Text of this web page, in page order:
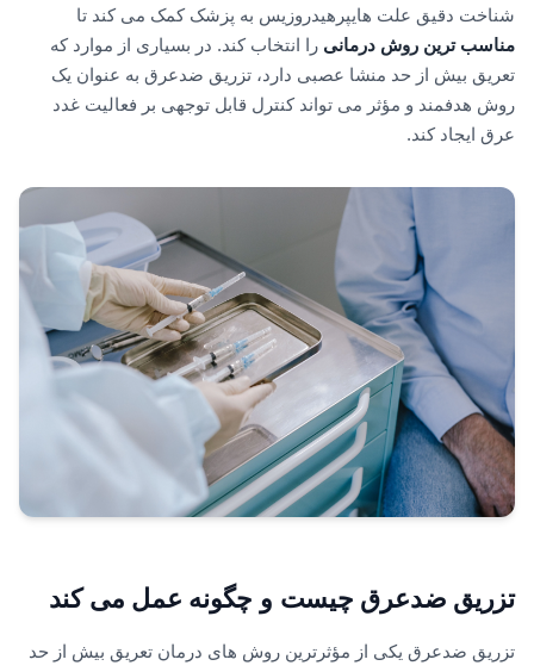
شناخت دقیق علت هایپرهیدروزیس به پزشک کمک می کند تا
مناسب ترین روش درمانی را انتخاب کند. در بسیاری از موارد که
تعریق بیش از حد منشا عصبی دارد، تزریق ضدعرق به عنوان یک
روش هدفمند و مؤثر می تواند کنترل قابل توجهی بر فعالیت غدد
عرق ایجاد کند.
تزریق ضدعرق چیست و چگونه عمل می کند
تزریق ضدعرق یکی از مؤثرترین روش های درمان تعریق بیش از حد